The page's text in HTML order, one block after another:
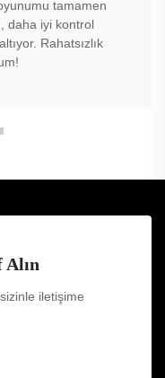
tamamen
daha iyi kontrol
Rahatsızlık
iletişime